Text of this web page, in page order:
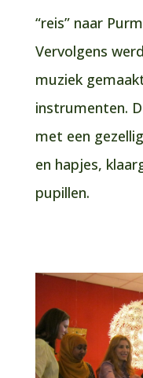
“reis” naar
Vervolgens
muziek
instrumenten.
met een
en hapjes,
pupillen.